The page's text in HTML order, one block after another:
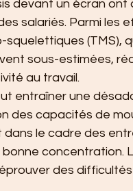
devant un écran
salariés. Parmi les
(TMS),
sous-estimées,
au travail.
entraîner une
des capacités de
le cadre des
concentration.
des